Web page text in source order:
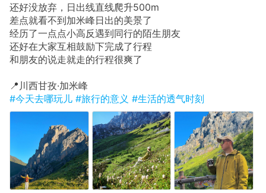
还好没放弃，日出线直线爬升500m
​差点就看不到加米峰日出的美景了
经历了一点点小高反遇到同行的陌生朋友
还好在大家互相鼓励下完成了行程
和朋友的说走就走的行程很爽了
​📍川西甘孜·加米峰
#今天去哪玩儿 #旅行的意义 #生活的透气时刻